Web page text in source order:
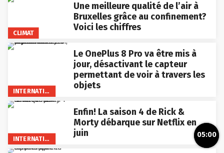
CLIMAT
Une meilleure qualité de l’air à
Bruxelles grâce au confinement?
Voici les chiffres
INTERNATIONAL
Le OnePlus 8 Pro va être mis à
jour, désactivant le capteur
permettant de voir à travers les
objets
INTERNATIONAL
Enfin! La saison 4 de Rick &
Morty débarque sur Netflix en
juin
05:00